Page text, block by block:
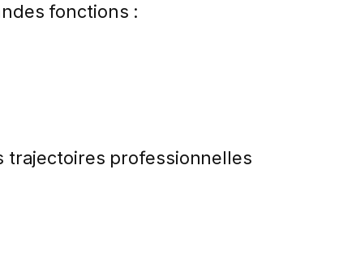
fonctions :
trajectoires professionnelles